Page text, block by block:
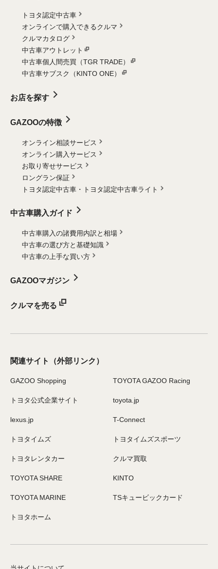
トヨタ認定中古車
オンラインで購入できるクルマ
クルマカタログ
中古車アウトレット
中古車個人間売買（TGR TRADE）
中古車サブスク（KINTO ONE）
お店を探す
GAZOOの特徴
オンライン相談サービス
オンライン購入サービス
お取り寄せサービス
ロングラン保証
トヨタ認定中古車・
トヨタ認定中古車ライト
中古車購入ガイド
中古車購入の諸費用内訳と相場
中古車の選び方と基礎知識
中古車の上手な買い方
GAZOOマガジン
クルマを売る
関連サイト （外部リンク）
GAZOO Shopping TOYOTA GAZOO Racing
トヨタ公式企業サイト toyota.jp
lexus.jp T-Connect
トヨタイムズ トヨタイムズスポーツ
トヨタレンタカー クルマ買取
TOYOTA SHARE KINTO
TOYOTA MARINE TSキュービックカード
トヨタホーム